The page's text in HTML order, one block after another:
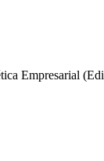
Empresarial